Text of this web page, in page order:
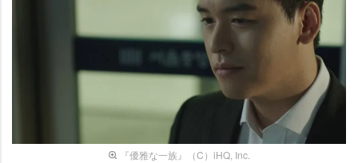
『優雅な一族』（C）iHQ, Inc.